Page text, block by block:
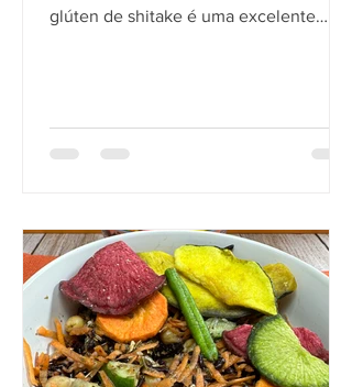
glúten de shitake é uma excelente